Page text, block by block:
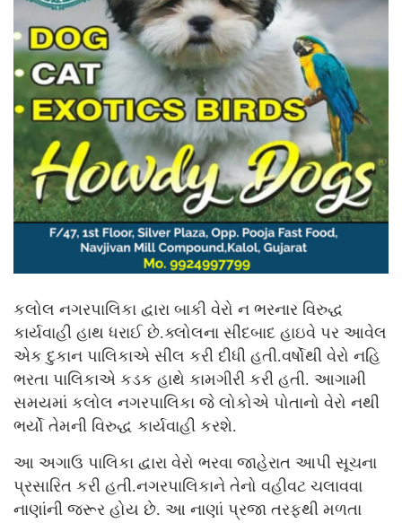
કલોલ નગરપાલિકા દ્વારા બાકી વેરો ન ભરનાર વિરુદ્ધ
કાર્યવાહી હાથ ધરાઈ છે.ક્લોલના સીંદબાદ હાઇવે પર આવેલ
એક દુકાન પાલિકાએ સીલ કરી દીધી હતી.વર્ષોથી વેરો નહિ
ભરતા પાલિકાએ કડક હાથે કામગીરી કરી હતી. આગામી
સમયમાં કલોલ નગરપાલિકા જે લોકોએ પોતાનો વેરો નથી
ભર્યો તેમની વિરુદ્ધ કાર્યવાહી કરશે.
આ અગાઉ પાલિકા દ્વારા વેરો ભરવા જાહેરાત આપી સૂચના
પ્રસારિત કરી હતી.નગરપાલિકાને તેનો વહીવટ ચલાવવા
નાણાંની જરૂર હોય છે. આ નાણાં પ્રજા તરફથી મળતા